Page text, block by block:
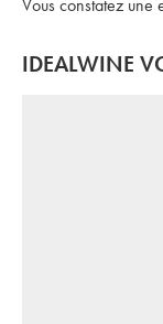
Vous constatez une
IDEALWINE